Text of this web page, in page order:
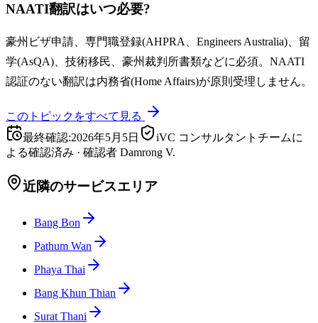
NAATI翻訳はいつ必要?
豪州ビザ申請、専門職登録(AHPRA、Engineers Australia)、留
学(AsQA)、技術移民、豪州裁判所書類などに必須。NAATI
認証のない翻訳は内務省(Home Affairs)が原則受理しません。
このトピックをすべて見る
最終確認:2026年5月5日
iVC コンサルタントチームに
よる確認済み · 確認者 Damrong V.
近隣のサービスエリア
Bang Bon
Pathum Wan
Phaya Thai
Bang Khun Thian
Surat Thani